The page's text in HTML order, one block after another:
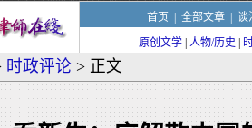
首页 全部文章| 谈
原创文学 人物/历史
时政评论 > 正文